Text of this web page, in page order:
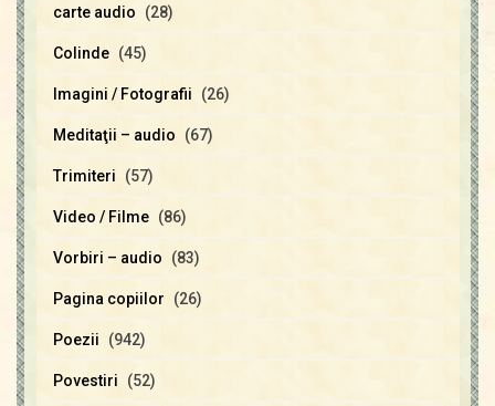
carte audio (28)
Colinde (45)
Imagini / Fotografii (26)
Meditaţii – audio (67)
Trimiteri (57)
Video / Filme (86)
Vorbiri – audio (83)
Pagina copiilor (26)
Poezii (942)
Povestiri (52)